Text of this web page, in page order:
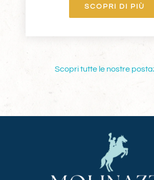
SCOPRI DI PIÙ
Scopri tutte le nostre